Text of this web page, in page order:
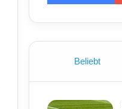
Beliebt